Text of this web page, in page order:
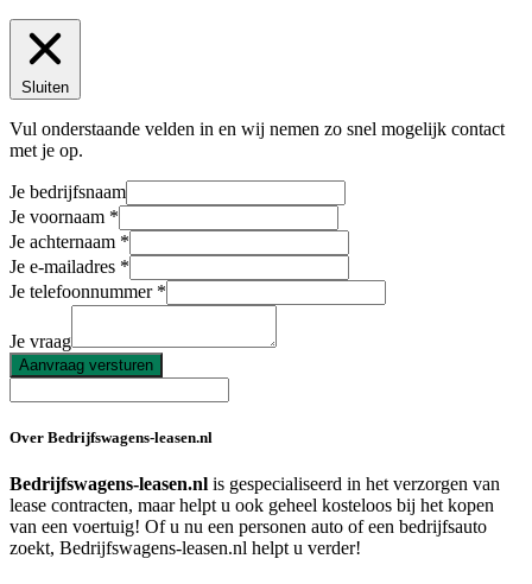
Sluiten
Vul onderstaande velden in en wij nemen zo snel mogelijk contact
met je op.
Je bedrijfsnaam
Je voornaam
Je achternaam
Je e-mailadres
Je telefoonnummer
Je vraag
Aanvraag versturen
Over Bedrijfswagens-leasen.nl
Bedrijfswagens-leasen.nl is gespecialiseerd in het verzorgen van
lease contracten, maar helpt u ook geheel kosteloos bij het kopen
van een voertuig! Of u nu een personen auto of een bedrijfsauto
zoekt, Bedrijfswagens-leasen.nl helpt u verder!